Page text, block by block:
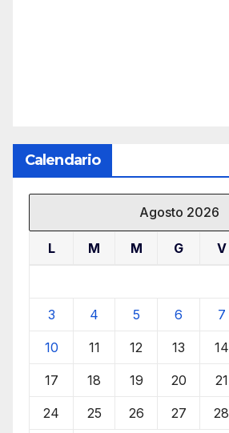
Calendario
Agosto 2026
L M M G V
3 4 5 6 7
10 11 12 13 14
17 18 19 20 21
24 25 26 27 28